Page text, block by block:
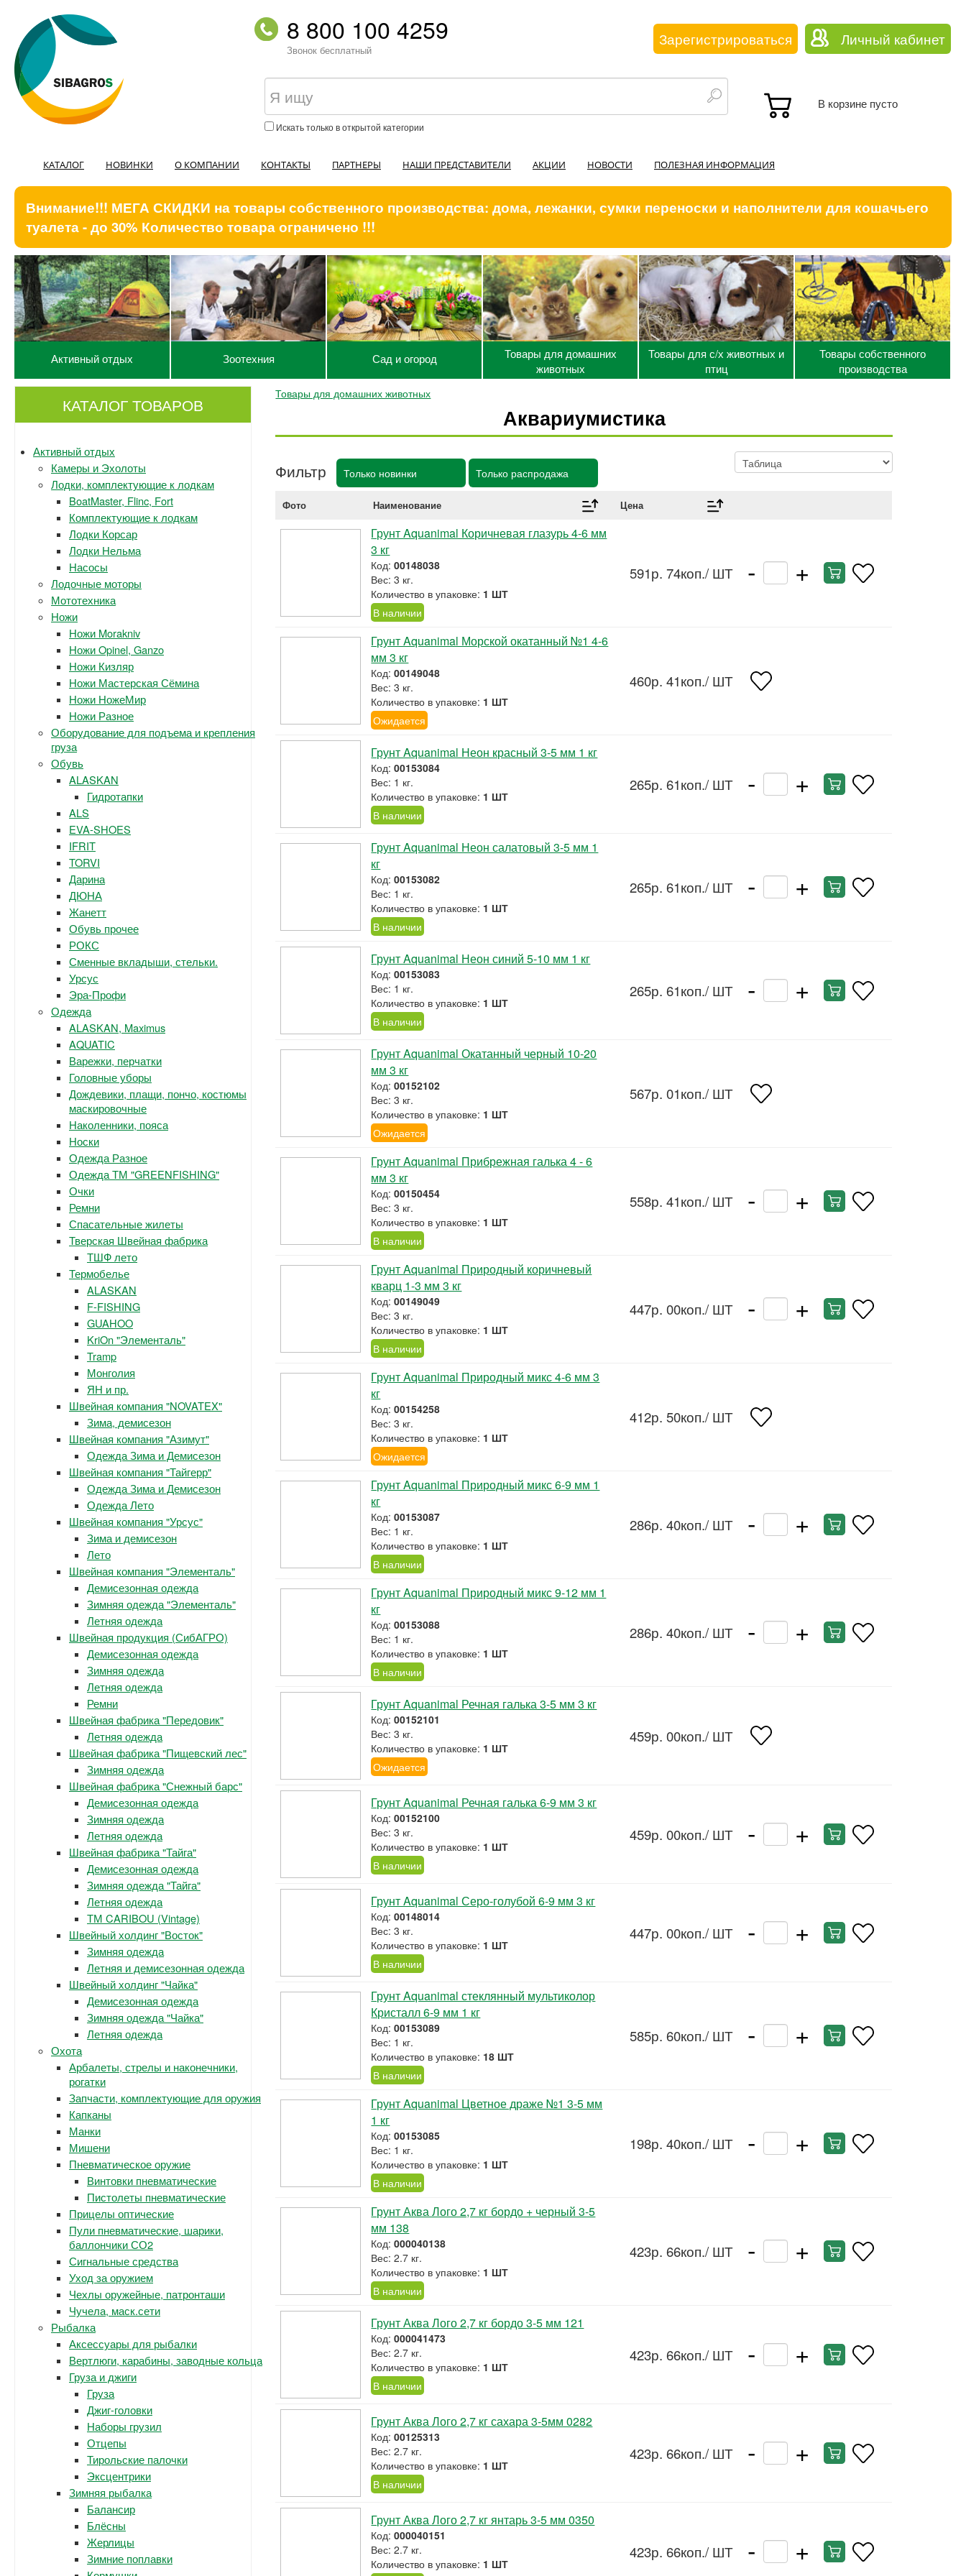
8 800 100 4259
Звонок бесплатный
Зарегистрироваться Личный кабинет
Искать только в открытой категории
В корзине пусто
КАТАЛОГ НОВИНКИ О КОМПАНИИ КОНТАКТЫ ПАРТНЕРЫ НАШИ ПРЕДСТАВИТЕЛИ АКЦИИ НОВОСТИ ПОЛЕЗНАЯ ИНФОРМАЦИЯ
Внимание!!! МЕГА СКИДКИ на товары собственного производства: дома, лежанки, сумки переноски и наполнители для кошачьего
туалета - до 30% Количество товара ограничено !!!
Активный отдых Зоотехния Сад и огород
Товары для домашних
животных
Товары для с/х животных и
птиц
Товары собственного
производства
КАТАЛОГ ТОВАРОВ
Активный отдых
Камеры и Эхолоты
Лодки, комплектующие к лодкам
BoatMaster, Flinc, Fort
Комплектующие к лодкам
Лодки Корсар
Лодки Нельма
Насосы
Лодочные моторы
Мототехника
Ножи
Ножи Morakniv
Ножи Opinel, Ganzo
Ножи Кизляр
Ножи Мастерская Сёмина
Ножи НожеМир
Ножи Разное
Оборудование для подъема и крепления
груза
Обувь
ALASKAN
Гидротапки
ALS
EVA-SHOES
IFRIT
TORVI
Дарина
ДЮНА
Жанетт
Обувь прочее
РОКС
Сменные вкладыши, стельки.
Урсус
Эра-Профи
Одежда
ALASKAN, Maximus
AQUATIC
Варежки, перчатки
Головные уборы
Дождевики, плащи, пончо, костюмы
маскировочные
Наколенники, пояса
Носки
Одежда Разное
Одежда ТМ "GREENFISHING"
Очки
Ремни
Спасательные жилеты
Тверская Швейная фабрика
ТШФ лето
Термобелье
ALASKAN
F-FISHING
GUAHOO
KriOn "Элементаль"
Tramp
Монголия
ЯН и пр.
Швейная компания "NOVATEX"
Зима, демисезон
Швейная компания "Азимут"
Одежда Зима и Демисезон
Швейная компания "Тайгерр"
Одежда Зима и Демисезон
Одежда Лето
Швейная компания "Урсус"
Зима и демисезон
Лето
Швейная компания "Элементаль"
Демисезонная одежда
Зимняя одежда "Элементаль"
Летняя одежда
Швейная продукция (СибАГРО)
Демисезонная одежда
Зимняя одежда
Летняя одежда
Ремни
Швейная фабрика "Передовик"
Летняя одежда
Швейная фабрика "Пищевский лес"
Зимняя одежда
Швейная фабрика "Снежный барс"
Демисезонная одежда
Зимняя одежда
Летняя одежда
Швейная фабрика "Тайга"
Демисезонная одежда
Зимняя одежда "Тайга"
Летняя одежда
ТМ CARIBOU (Vintage)
Швейный холдинг "Восток"
Зимняя одежда
Летняя и демисезонная одежда
Швейный холдинг "Чайка"
Демисезонная одежда
Зимняя одежда "Чайка"
Летняя одежда
Охота
Арбалеты, стрелы и наконечники,
рогатки
Запчасти, комплектующие для оружия
Капканы
Манки
Мишени
Пневматическое оружие
Винтовки пневматические
Пистолеты пневматические
Прицелы оптические
Пули пневматические, шарики,
баллончики СО2
Сигнальные средства
Уход за оружием
Чехлы оружейные, патронташи
Чучела, маск.сети
Рыбалка
Аксессуары для рыбалки
Вертлюги, карабины, заводные кольца
Груза и джиги
Груза
Джиг-головки
Наборы грузил
Отцепы
Тирольские палочки
Эксцентрики
Зимняя рыбалка
Балансир
Блёсны
Жерлицы
Зимние поплавки
Товары для домашних животных
Аквариумистика
Фильтр Только новинки Только распродажа
Фото Наименование Цена
Грунт Aquanimal Коричневая глазурь 4-6 мм
3 кг
Код:00148038
Вес: 3 кг.
Количество в упаковке: 1 ШТ
В наличии
591р. 74коп./ ШТ - +
Грунт Aquanimal Морской окатанный №1 4-6
мм 3 кг
Код:00149048
Вес: 3 кг.
Количество в упаковке: 1 ШТ
Ожидается
460р. 41коп./ ШТ
Грунт Aquanimal Неон красный 3-5 мм 1 кг
Код:00153084
Вес: 1 кг.
Количество в упаковке: 1 ШТ
В наличии
265р. 61коп./ ШТ - +
Грунт Aquanimal Неон салатовый 3-5 мм 1
кг
Код:00153082
Вес: 1 кг.
Количество в упаковке: 1 ШТ
В наличии
265р. 61коп./ ШТ - +
Грунт Aquanimal Неон синий 5-10 мм 1 кг
Код:00153083
Вес: 1 кг.
Количество в упаковке: 1 ШТ
В наличии
265р. 61коп./ ШТ - +
Грунт Aquanimal Окатанный черный 10-20
мм 3 кг
Код:00152102
Вес: 3 кг.
Количество в упаковке: 1 ШТ
Ожидается
567р. 01коп./ ШТ
Грунт Aquanimal Прибрежная галька 4 - 6
мм 3 кг
Код:00150454
Вес: 3 кг.
Количество в упаковке: 1 ШТ
В наличии
558р. 41коп./ ШТ - +
Грунт Aquanimal Природный коричневый
кварц 1-3 мм 3 кг
Код:00149049
Вес: 3 кг.
Количество в упаковке: 1 ШТ
В наличии
447р. 00коп./ ШТ - +
Грунт Aquanimal Природный микс 4-6 мм 3
кг
Код:00154258
Вес: 3 кг.
Количество в упаковке: 1 ШТ
Ожидается
412р. 50коп./ ШТ
Грунт Aquanimal Природный микс 6-9 мм 1
кг
Код:00153087
Вес: 1 кг.
Количество в упаковке: 1 ШТ
В наличии
286р. 40коп./ ШТ - +
Грунт Aquanimal Природный микс 9-12 мм 1
кг
Код:00153088
Вес: 1 кг.
Количество в упаковке: 1 ШТ
В наличии
286р. 40коп./ ШТ - +
Грунт Aquanimal Речная галька 3-5 мм 3 кг
Код:00152101
Вес: 3 кг.
Количество в упаковке: 1 ШТ
Ожидается
459р. 00коп./ ШТ
Грунт Aquanimal Речная галька 6-9 мм 3 кг
Код:00152100
Вес: 3 кг.
Количество в упаковке: 1 ШТ
В наличии
459р. 00коп./ ШТ - +
Грунт Aquanimal Серо-голубой 6-9 мм 3 кг
Код:00148014
Вес: 3 кг.
Количество в упаковке: 1 ШТ
В наличии
447р. 00коп./ ШТ - +
Грунт Aquanimal стеклянный мультиколор
Кристалл 6-9 мм 1 кг
Код:00153089
Вес: 1 кг.
Количество в упаковке: 18 ШТ
В наличии
585р. 60коп./ ШТ - +
Грунт Aquanimal Цветное драже №1 3-5 мм
1 кг
Код:00153085
Вес: 1 кг.
Количество в упаковке: 1 ШТ
В наличии
198р. 40коп./ ШТ - +
Грунт Аква Лого 2,7 кг бордо + черный 3-5
мм 138
Код:000040138
Вес: 2.7 кг.
Количество в упаковке: 1 ШТ
В наличии
423р. 66коп./ ШТ - +
Грунт Аква Лого 2,7 кг бордо 3-5 мм 121
Код:000041473
Вес: 2.7 кг.
Количество в упаковке: 1 ШТ
В наличии
423р. 66коп./ ШТ - +
Грунт Аква Лого 2,7 кг сахара 3-5мм 0282
Код:00125313
Вес: 2.7 кг.
Количество в упаковке: 1 ШТ
В наличии
423р. 66коп./ ШТ - +
Грунт Аква Лого 2,7 кг янтарь 3-5 мм 0350
Код:000040151
Вес: 2.7 кг.
Количество в упаковке: 1 ШТ
423р. 66коп./ ШТ - +